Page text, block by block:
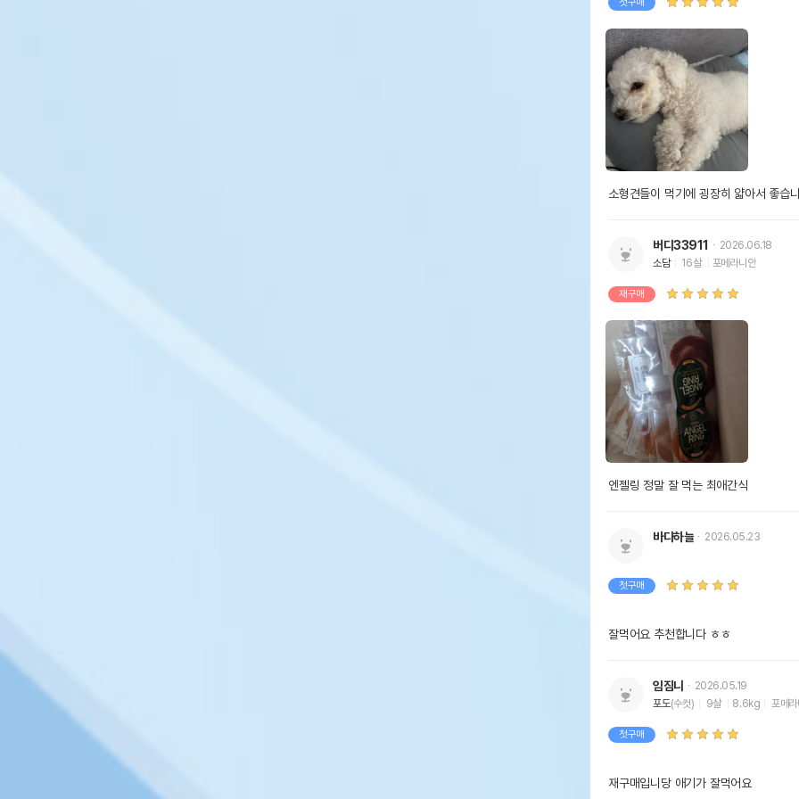
소형견들이 먹기에 굉장히 얇아서 좋습
버디33911
2026.06.18
소담
16살 포메라니안
재구매
엔젤링 정말 잘 먹는 최애간식
바다하늘 2026.05.23
첫구매
잘먹어요 추천합니다 ㅎㅎ
임짐니
2026.05.19
포도(수컷) 9살 8.6kg 포메
첫구매
재구매입니당 애기가 잘먹어요